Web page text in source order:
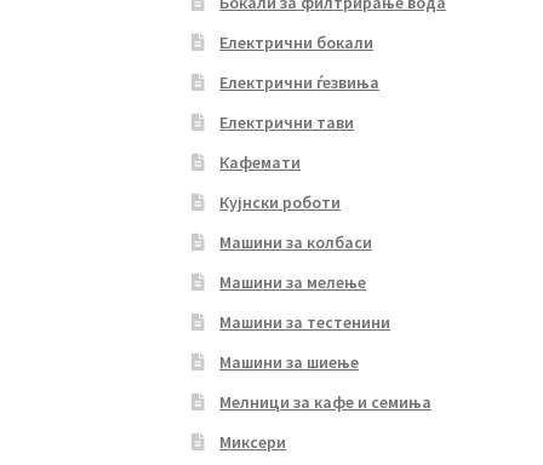
Електрични бокали
Електрични ѓезвиња
Електрични тави
Кафемати
Кујнски роботи
Машини за колбаси
Машини за мелење
Машини за тестенини
Машини за шиење
Мелници за кафе и семиња
Миксери